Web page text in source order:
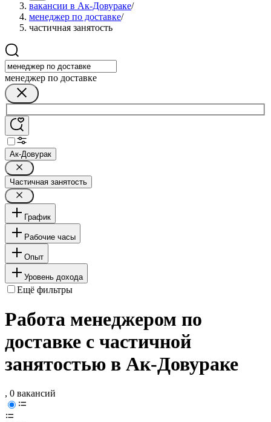
вакансии в Ак-Довураке/
менеджер по доставке/
частичная занятость
менеджер по доставке
Ак-Довурак
Частичная занятость
График
Рабочие часы
Опыт
Уровень дохода
Ещё фильтры
Работа менеджером по
доставке с частичной
занятостью в Ак-Довураке
, 0 вакансий